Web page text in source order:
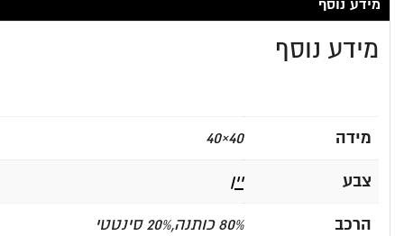
מידע נוסף
מידע נוסף
מידה 40×40
צבע יין
הרכב 80% כותנה,20% סינטטי